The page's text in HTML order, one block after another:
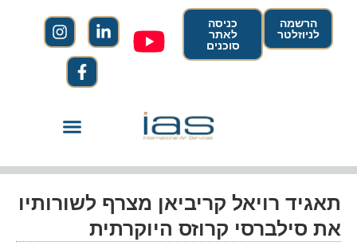
הרשמה
לניוזלטר
כניסה
לאתר
סוכנים
תאגיד רויאל קריביאן מצרף לשורותיו
את סילברסי קרוזס היוקרתית